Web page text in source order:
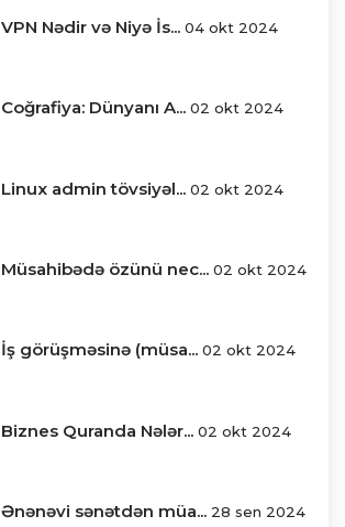
VPN Nədir və Niyə İs... 04 okt 2024
Coğrafiya: Dünyanı A... 02 okt 2024
Linux admin tövsiyəl... 02 okt 2024
Müsahibədə özünü nec... 02 okt 2024
İş görüşməsinə (müsa... 02 okt 2024
Biznes Quranda Nələr... 02 okt 2024
Ənənəvi sənətdən müa... 28 sen 2024